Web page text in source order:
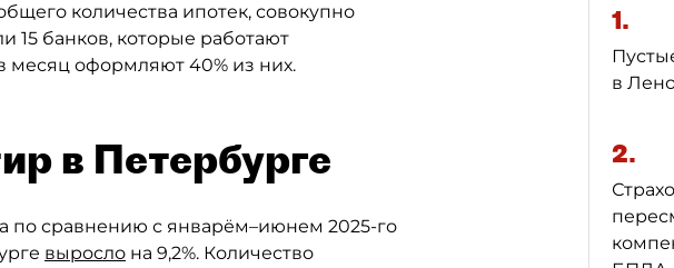
количества ипотек, совокупно
15 банков, которые работают
месяц оформляют 40% из них.
в Петербурге
по сравнению с январём–июнем 2025-го
выросло на 9,2%. Количество
1.
в
2.